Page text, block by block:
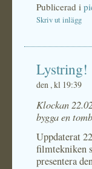
Publicerad i
Skriv ut inlägg
Lystring!
den , kl 19:39
Klockan
bygga en
Uppdaterat
filmtekniken
presentera